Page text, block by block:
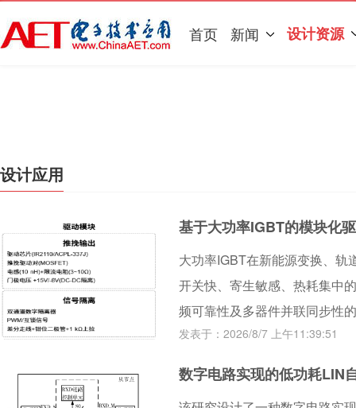
首页 新闻 设计资源
设计应用
基于大功率IGBT的模块化
大功率IGBT在新能源变换、轨
开关快、寄生敏感、热耗集中
频可靠性及多器件并联同步性
化模块集成推挽输出、隔离防
发表于：2026/8/7 上午11:39:51
数字电路实现的低功耗LIN